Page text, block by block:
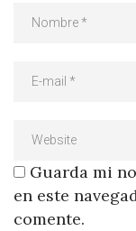
Guarda mi
en este
comente.